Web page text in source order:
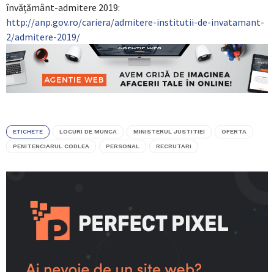
învățământ-admitere 2019:
http://anp.gov.ro/cariera/admitere-institutii-de-invatamant-
2/admitere-2019/
ETICHETE LOCURI DE MUNCA MINISTERUL JUSTITIEI OFERTA
PENITENCIARUL CODLEA PERSONAL RECRUTARI